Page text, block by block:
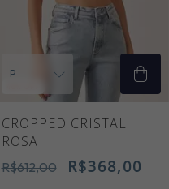
CROPPED CRISTAL
ROSA
R$612,00 R$368,00